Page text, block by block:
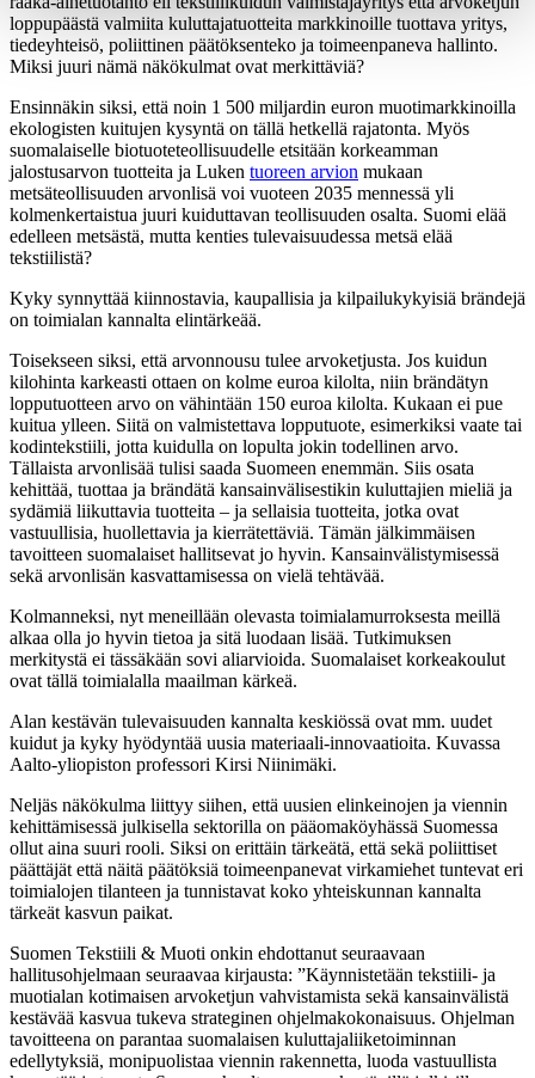
loppupäästä valmiita kuluttajatuotteita markkinoille tuottava yritys,
tiedeyhteisö, poliittinen päätöksenteko ja toimeenpaneva hallinto.
Miksi juuri nämä näkökulmat ovat merkittäviä?
Ensinnäkin siksi, että noin 1 500 miljardin euron muotimarkkinoilla
ekologisten kuitujen kysyntä on tällä hetkellä rajatonta. Myös
suomalaiselle biotuoteteollisuudelle etsitään korkeamman
jalostusarvon tuotteita ja Luken tuoreen arvion mukaan
metsäteollisuuden arvonlisä voi vuoteen 2035 mennessä yli
kolmenkertaistua juuri kuiduttavan teollisuuden osalta. Suomi elää
edelleen metsästä, mutta kenties tulevaisuudessa metsä elää
tekstiilistä?
Kyky synnyttää kiinnostavia, kaupallisia ja kilpailukykyisiä brändejä
on toimialan kannalta elintärkeää.
Toisekseen siksi, että arvonnousu tulee arvoketjusta. Jos kuidun
kilohinta karkeasti ottaen on kolme euroa kilolta, niin brändätyn
lopputuotteen arvo on vähintään 150 euroa kilolta. Kukaan ei pue
kuitua ylleen. Siitä on valmistettava lopputuote, esimerkiksi vaate tai
kodintekstiili, jotta kuidulla on lopulta jokin todellinen arvo.
Tällaista arvonlisää tulisi saada Suomeen enemmän. Siis osata
kehittää, tuottaa ja brändätä kansainvälisestikin kuluttajien mieliä ja
sydämiä liikuttavia tuotteita – ja sellaisia tuotteita, jotka ovat
vastuullisia, huollettavia ja kierrätettäviä. Tämän jälkimmäisen
tavoitteen suomalaiset hallitsevat jo hyvin. Kansainvälistymisessä
sekä arvonlisän kasvattamisessa on vielä tehtävää.
Kolmanneksi, nyt meneillään olevasta toimialamurroksesta meillä
alkaa olla jo hyvin tietoa ja sitä luodaan lisää. Tutkimuksen
merkitystä ei tässäkään sovi aliarvioida. Suomalaiset korkeakoulut
ovat tällä toimialalla maailman kärkeä.
Alan kestävän tulevaisuuden kannalta keskiössä ovat mm. uudet
kuidut ja kyky hyödyntää uusia materiaali-innovaatioita. Kuvassa
Aalto-yliopiston professori Kirsi Niinimäki.
Neljäs näkökulma liittyy siihen, että uusien elinkeinojen ja viennin
kehittämisessä julkisella sektorilla on pääomaköyhässä Suomessa
ollut aina suuri rooli. Siksi on erittäin tärkeätä, että sekä poliittiset
päättäjät että näitä päätöksiä toimeenpanevat virkamiehet tuntevat eri
toimialojen tilanteen ja tunnistavat koko yhteiskunnan kannalta
tärkeät kasvun paikat.
Suomen Tekstiili & Muoti onkin ehdottanut seuraavaan
hallitusohjelmaan seuraavaa kirjausta: ”Käynnistetään tekstiili- ja
muotialan kotimaisen arvoketjun vahvistamista sekä kansainvälistä
kestävää kasvua tukeva strateginen ohjelmakokonaisuus. Ohjelman
tavoitteena on parantaa suomalaisen kuluttajaliiketoiminnan
edellytyksiä, monipuolistaa viennin rakennetta, luoda vastuullista